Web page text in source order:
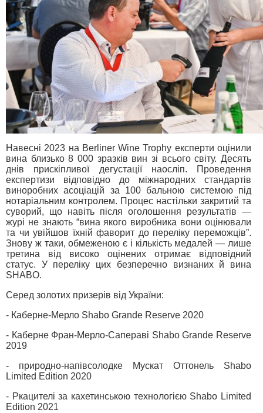
Навесні 2023 на Berliner Wine Trophy експерти оцінили
вина близько 8 000 зразків вин зі всього світу. Десять
днів прискіпливої дегустації наосліп. Проведення
експертизи відповідно до міжнародних стандартів
виноробних асоціацій за 100 бальною системою під
нотаріальним контролем. Процес настільки закритий та
суворий, що навіть після оголошення результатів —
журі не знають “вина якого виробника вони оцінювали
та чи увійшов їхній фаворит до переліку переможців”.
Знову ж таки, обмеженою є і кількість медалей — лише
третина від високо оцінених отримає відповідний
статус. У переліку цих безперечно визнаних й вина
SHABO.
Серед золотих призерів від України:
- Каберне-Мерло Shabo Grande Reserve 2020
- Каберне Фран-Мерло-Сапераві Shabo Grande Reserve
2019
- природно-напівсолодке Мускат Оттонель Shabo
Limited Edition 2020
- Ркацителі за кахетинською технологією Shabo Limited
Edition 2021